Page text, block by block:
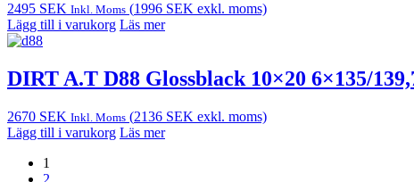
2495 SEK Inkl. Moms (1996 SEK exkl. moms)
Lägg till i varukorg Läs mer
DIRT A.T D88 Glossblack 10×20 6×135/
2670 SEK Inkl. Moms (2136 SEK exkl. moms)
Lägg till i varukorg Läs mer
1
2